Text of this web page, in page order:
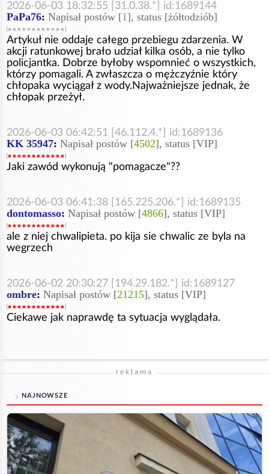
2026-06-03 18:32:55 [31.0.38.*] id:1689144
PaPa76: Napisał postów [1], status [żółtodziób]
Artykuł nie oddaje całego przebiegu zdarzenia. W
akcji ratunkowej brało udział kilka osób, a nie tylko
policjantka. Dobrze byłoby wspomnieć o wszystkich,
którzy pomagali. A zwłaszcza o mężczyźnie który
chłopaka wyciągał z wody.Najważniejsze jednak, że
chłopak przeżył.
2026-06-03 06:42:51 [46.112.4.*] id:1689136
KK 35947: Napisał postów [4502], status [VIP]
Jaki zawód wykonują "pomagacze"??
2026-06-03 06:41:38 [165.225.206.*] id:1689135
dontomasso: Napisał postów [4866], status [VIP]
ale z niej chwalipieta. po kija sie chwalic ze byla na
wegrzech
2026-06-02 20:30:27 [194.29.182.*] id:1689127
ombre: Napisał postów [21215], status [VIP]
Ciekawe jak naprawdę ta sytuacja wyglądała.
reklama
NAJNOWSZE